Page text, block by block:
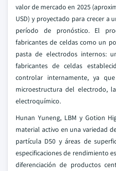
valor de mercado en 2025
USD) y proyectado para crecer a
período de pronóstico. El
fabricantes de celdas como un
pasta de electrodos internos:
fabricantes de celdas
controlar internamente, ya
microestructura del electrodo,
electroquímico.
Hunan Yuneng, LBM y Gotion
material activo en una variedad
partícula D50 y áreas de
especificaciones de rendimiento
diferenciación de productos